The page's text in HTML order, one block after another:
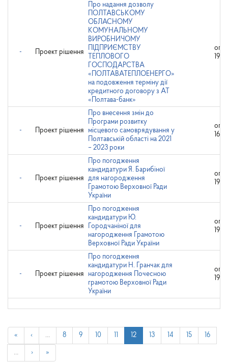
- Проект рішення
Про надання дозволу
ПОЛТАВСЬКОМУ
ОБЛАСНОМУ
КОМУНАЛЬНОМУ
ВИРОБНИЧОМУ
ПІДПРИЄМСТВУ
ТЕПЛОВОГО
ГОСПОДАРСТВА
«ПОЛТАВАТЕПЛОЕНЕРГО»
на подовження терміну дії
кредитного договору з АТ
«Полтава-банк»
- Проект рішення
Про внесення змін до
Програми розвитку
місцевого самоврядування у
Полтавській області на 2021
– 2023 роки
- Проект рішення
Про погодження
кандидатури Я. Барибіної
для нагородження
Грамотою Верховної Ради
України
- Проект рішення
Про погодження
кандидатури Ю.
Городчаніної для
нагородження Грамотою
Верховної Ради України
- Проект рішення
Про погодження
кандидатури Н. Гранчак для
нагородження Почесною
грамотою Верховної Ради
України
« ‹ … 8 9 10 12 13 14 15 16
… › »